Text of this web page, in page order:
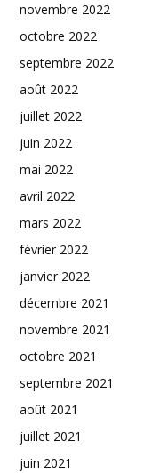
novembre 2022
octobre 2022
septembre 2022
août 2022
juillet 2022
juin 2022
mai 2022
avril 2022
mars 2022
février 2022
janvier 2022
décembre 2021
novembre 2021
octobre 2021
septembre 2021
août 2021
juillet 2021
juin 2021